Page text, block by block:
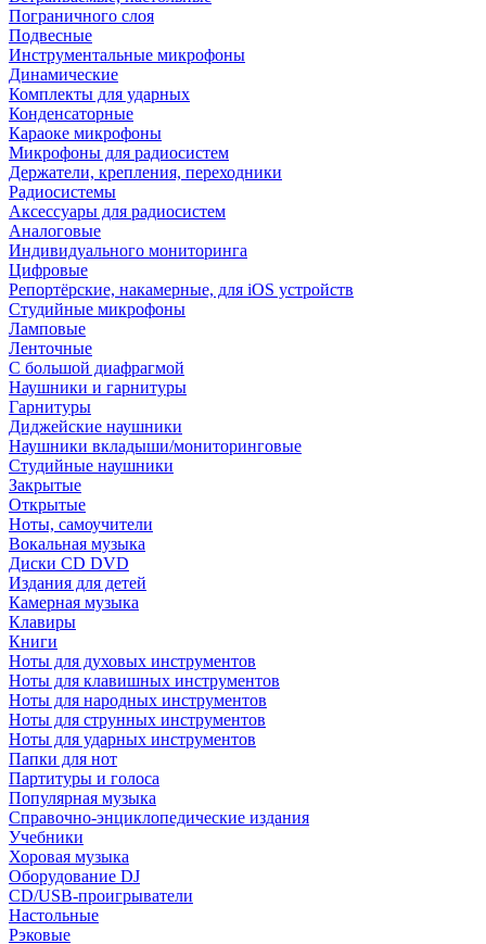
Пограничного слоя
Подвесные
Инструментальные микрофоны
Динамические
Комплекты для ударных
Конденсаторные
Караоке микрофоны
Микрофоны для радиосистем
Держатели, крепления, переходники
Радиосистемы
Аксессуары для радиосистем
Аналоговые
Индивидуального мониторинга
Цифровые
Репортёрские, накамерные, для iOS устройств
Студийные микрофоны
Ламповые
Ленточные
С большой диафрагмой
Наушники и гарнитуры
Гарнитуры
Диджейские наушники
Наушники вкладыши/мониторинговые
Студийные наушники
Закрытые
Открытые
Ноты, самоучители
Вокальная музыка
Диски CD DVD
Издания для детей
Камерная музыка
Клавиры
Книги
Ноты для духовых инструментов
Ноты для клавишных инструментов
Ноты для народных инструментов
Ноты для струнных инструментов
Ноты для ударных инструментов
Папки для нот
Партитуры и голоса
Популярная музыка
Справочно-энциклопедические издания
Учебники
Хоровая музыка
Оборудование DJ
CD/USB-проигрыватели
Настольные
Рэковые